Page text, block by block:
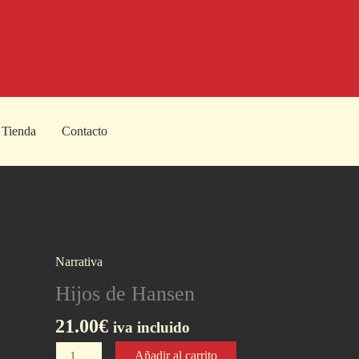
Tienda Contacto
Narrativa
Hijos de Hansen
21.00€ iva incluido
Hijos
Añadir al carrito